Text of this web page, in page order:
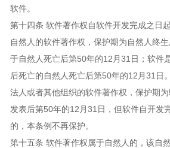
软件。
第十四条 软件著作权自软件开发完成之日
自然人的软件著作权，保护期为自然人终
于自然人死亡后第50年的12月31日；软件
后死亡的自然人死亡后第50年的12月31日。
法人或者其他组织的软件著作权，保护期
发表后第50年的12月31日，但软件自开发
的，本条例不再保护。
第十五条 软件著作权属于自然人的，该自